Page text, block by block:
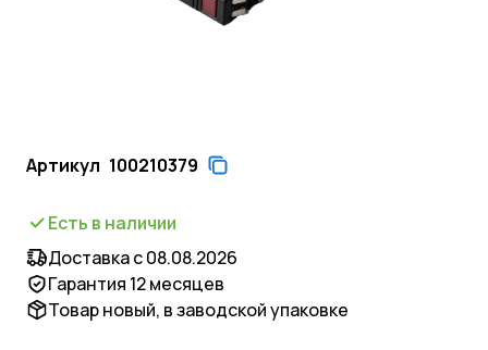
Артикул 100210379
Есть в наличии
Доставка с 08.08.2026
Гарантия 12 месяцев
Товар новый, в заводской упаковке